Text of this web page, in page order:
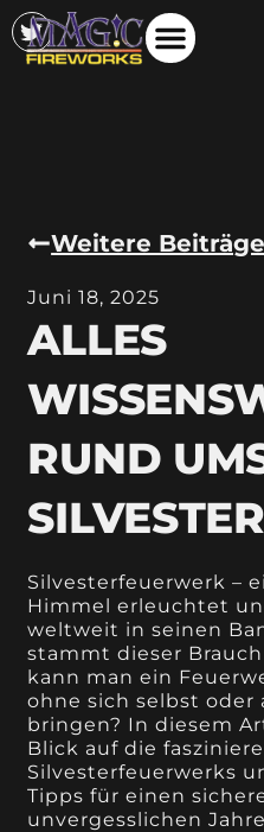
Weitere Beiträge
Juni 18, 2025
ALLES
RUND
Silvesterfeuerwerk –
Himmel erleuchtet
weltweit in seinen
stammt dieser
kann man ein
ohne sich selbst oder
bringen? In diesem
Blick auf die
Silvesterfeuerwerks
Tipps für einen
unvergesslichen